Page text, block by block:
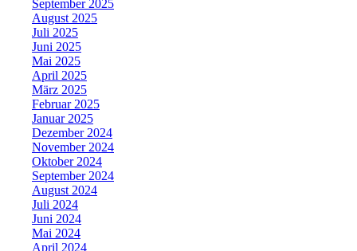
September 2025
August 2025
Juli 2025
Juni 2025
Mai 2025
April 2025
März 2025
Februar 2025
Januar 2025
Dezember 2024
November 2024
Oktober 2024
September 2024
August 2024
Juli 2024
Juni 2024
Mai 2024
April 2024